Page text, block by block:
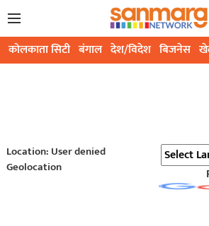
कोलकाता सिटी बंगाल देश/विदेश बिजनेस
Location: User denied
Geolocation